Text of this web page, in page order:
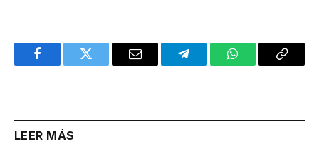
FacebookTwitter Email TelegramWhatsAppCopy
LEER MÁS